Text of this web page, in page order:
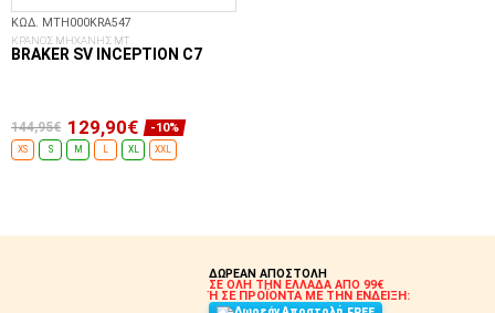
ΚΩΔ. MTH000KRA547
ΚΡΑΝΟΣ ΜΗΧΑΝΗΣ MT
BRAKER SV INCEPTION C7
144,95€ 129,90€ -10%
XS S M L XL XXL
ΔΩΡΕΑΝ ΑΠΟΣΤΟΛΗ
ΣΕ ΟΛΗ ΤΗΝ ΕΛΛΑΔΑ ΑΠΟ 99€
Ή ΣΕ ΠΡΟΪΟΝΤΑ ΜΕ ΤΗΝ ΕΝΔΕΙΞΗ: